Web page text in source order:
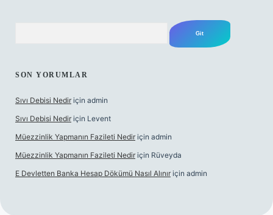
SON YORUMLAR
Sıvı Debisi Nedir için admin
Sıvı Debisi Nedir için Levent
Müezzinlik Yapmanın Fazileti Nedir için admin
Müezzinlik Yapmanın Fazileti Nedir için Rüveyda
E Devletten Banka Hesap Dökümü Nasıl Alınır için admin